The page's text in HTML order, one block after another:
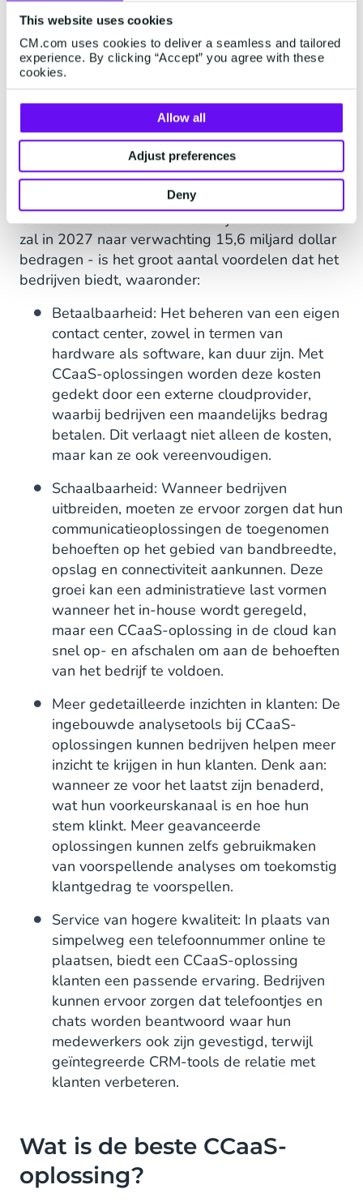
This website uses cookies
CM.com uses cookies to deliver a seamless and tailored
experience. By clicking “Accept” you agree with these
cookies.
Allow all
Adjust preferences
Deny
De voordelen van CCaaS
De reden voor de groeiende populariteit van
CCaaS-software - de wereldwijde CCaaS-markt
zal in 2027 naar verwachting 15,6 miljard dollar
bedragen - is het groot aantal voordelen dat het
bedrijven biedt, waaronder:
Betaalbaarheid: Het beheren van een eigen
contact center, zowel in termen van
hardware als software, kan duur zijn. Met
CCaaS-oplossingen worden deze kosten
gedekt door een externe cloudprovider,
waarbij bedrijven een maandelijks bedrag
betalen. Dit verlaagt niet alleen de kosten,
maar kan ze ook vereenvoudigen.
Schaalbaarheid: Wanneer bedrijven
uitbreiden, moeten ze ervoor zorgen dat hun
communicatieoplossingen de toegenomen
behoeften op het gebied van bandbreedte,
opslag en connectiviteit aankunnen. Deze
groei kan een administratieve last vormen
wanneer het in-house wordt geregeld,
maar een CCaaS-oplossing in de cloud kan
snel op- en afschalen om aan de behoeften
van het bedrijf te voldoen.
Meer gedetailleerde inzichten in klanten: De
ingebouwde analysetools bij CCaaS-
oplossingen kunnen bedrijven helpen meer
inzicht te krijgen in hun klanten. Denk aan:
wanneer ze voor het laatst zijn benaderd,
wat hun voorkeurskanaal is en hoe hun
stem klinkt. Meer geavanceerde
oplossingen kunnen zelfs gebruikmaken
van voorspellende analyses om toekomstig
klantgedrag te voorspellen.
Service van hogere kwaliteit: In plaats van
simpelweg een telefoonnummer online te
plaatsen, biedt een CCaaS-oplossing
klanten een passende ervaring. Bedrijven
kunnen ervoor zorgen dat telefoontjes en
chats worden beantwoord waar hun
medewerkers ook zijn gevestigd, terwijl
geïntegreerde CRM-tools de relatie met
klanten verbeteren.
Wat is de beste CCaaS-
oplossing?